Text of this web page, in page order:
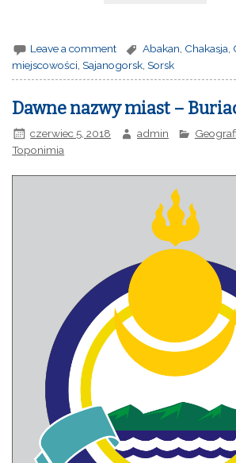
Leave a comment Abakan Chakasja
miejscowości,Sajanogorsk,Sorsk
Dawne nazwy miast –
czerwiec 5, 2018 admin
Toponimia